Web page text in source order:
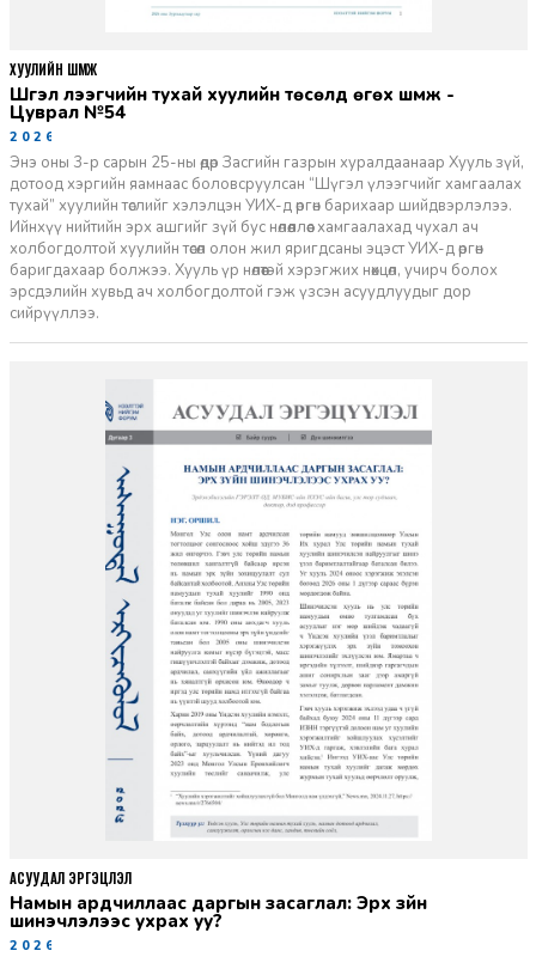
Шүгэл үлээгчийн тухай хуулийн төсөлд өгөх шүүмж -
Цуврал №54
2026-07-27
Энэ оны 3-р сарын 25-ны өдөр Засгийн газрын хуралдаанаар Хууль зүй,
дотоод хэргийн яамнаас боловсруулсан “Шүгэл үлээгчийг хамгаалах
тухай” хуулийн төслийг хэлэлцэн УИХ-д өргөн барихаар шийдвэрлэлээ.
Ийнхүү нийтийн эрх ашгийг зүй бус нөлөөллөөс хамгаалахад чухал ач
холбогдолтой хуулийн төсөл олон жил яригдсаны эцэст УИХ-д өргөн
баригдахаар болжээ. Хууль үр нөлөөтэй хэрэгжих нөхцөл, учирч болох
эрсдэлийн хувьд ач холбогдолтой гэж үзсэн асуудлуудыг дор
сийрүүллээ.
ХУУЛИЙН ШҮҮМЖ
Намын ардчиллаас даргын засаглал: Эрх зүйн
шинэчлэлээс ухрах уу?
2026-07-08
АСУУДАЛ ЭРГЭЦҮҮЛЭЛ